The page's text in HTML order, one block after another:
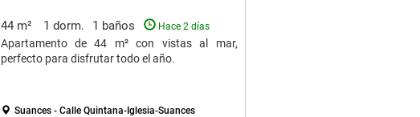
44 m² 1 dorm. 1 baños Hace 2 días
Apartamento de 44 m² con vistas al mar,
perfecto para disfrutar todo el año.
Suances - Calle Quintana-Iglesia-Suances